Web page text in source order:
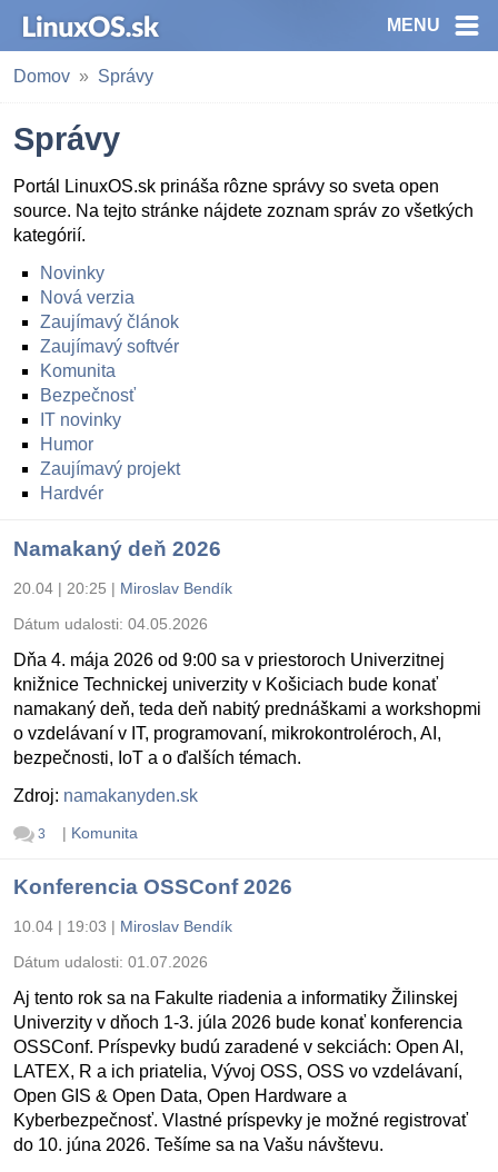
MENU
Domov Správy
Správy
Portál LinuxOS.sk prináša rôzne správy so sveta open
source. Na tejto stránke nájdete zoznam správ zo všetkých
kategórií.
Novinky
Nová verzia
Zaujímavý článok
Zaujímavý softvér
Komunita
Bezpečnosť
IT novinky
Humor
Zaujímavý projekt
Hardvér
Namakaný deň 2026
20.04 | 20:25 | Miroslav Bendík
Dátum udalosti: 04.05.2026
Dňa 4. mája 2026 od 9:00 sa v priestoroch Univerzitnej
knižnice Technickej univerzity v Košiciach bude konať
namakaný deň, teda deň nabitý prednáškami a workshopmi
o vzdelávaní v IT, programovaní, mikrokontroléroch, AI,
bezpečnosti, IoT a o ďalších témach.
Zdroj: namakanyden.sk
3 | Komunita
Konferencia OSSConf 2026
10.04 | 19:03 | Miroslav Bendík
Dátum udalosti: 01.07.2026
Aj tento rok sa na Fakulte riadenia a informatiky Žilinskej
Univerzity v dňoch 1-3. júla 2026 bude konať konferencia
OSSConf. Príspevky budú zaradené v sekciách: Open AI,
LATEX, R a ich priatelia, Vývoj OSS, OSS vo vzdelávaní,
Open GIS & Open Data, Open Hardware a
Kyberbezpečnosť. Vlastné príspevky je možné registrovať
do 10. júna 2026. Tešíme sa na Vašu návštevu.